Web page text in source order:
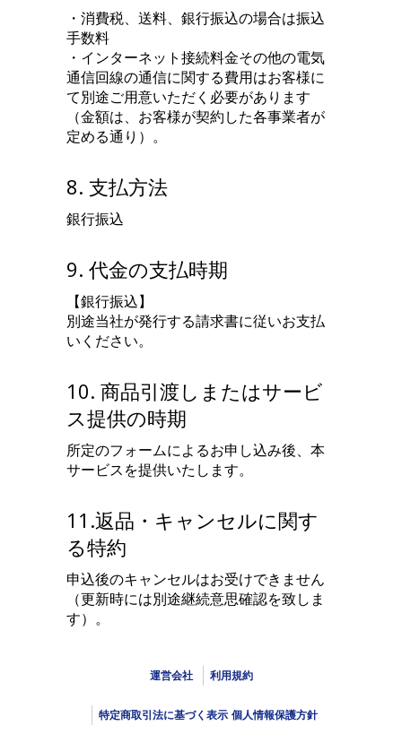
・消費税、送料、銀行振込の場合は振込
手数料
・インターネット接続料金その他の電気
通信回線の通信に関する費用はお客様に
て別途ご用意いただく必要があります
（金額は、お客様が契約した各事業者が
定める通り）。
8. 支払方法
銀行振込
9. 代金の支払時期
【銀行振込】
別途当社が発行する請求書に従いお支払
いください。
10. 商品引渡しまたはサービ
ス提供の時期
所定のフォームによるお申し込み後、本
サービスを提供いたします。
11.返品・キャンセルに関す
る特約
申込後のキャンセルはお受けできません
（更新時には別途継続意思確認を致しま
す）。
運営会社 利用規約
特定商取引法に基づく表示 個人情報保護方針